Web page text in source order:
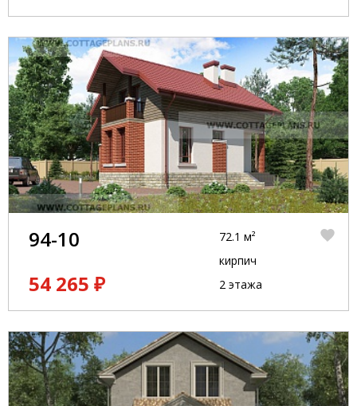
94-10
54 265 ₽
72.1 м²
кирпич
2 этажа